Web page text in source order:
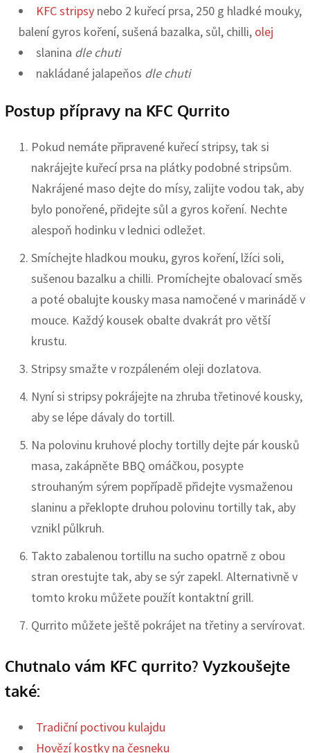
KFC stripsy nebo 2 kuřecí prsa, 250 g hladké mouky,
balení gyros koření, sušená bazalka, sůl, chilli, olej
slanina dle chuti
nakládané jalapeňos dle chuti
Postup přípravy na KFC Qurrito
Pokud nemáte připravené kuřecí stripsy, tak si
nakrájejte kuřecí prsa na plátky podobné stripsům.
Nakrájené maso dejte do mísy, zalijte vodou tak, aby
bylo ponořené, přidejte sůl a gyros koření. Nechte
alespoň hodinku v lednici odležet.
Smíchejte hladkou mouku, gyros koření, lžíci soli,
sušenou bazalku a chilli. Promíchejte obalovací směs
a poté obalujte kousky masa namočené v marinádě v
mouce. Každý kousek obalte dvakrát pro větší
krustu.
Stripsy smažte v rozpáleném oleji dozlatova.
Nyní si stripsy pokrájejte na zhruba třetinové kousky,
aby se lépe dávaly do tortill.
Na polovinu kruhové plochy tortilly dejte pár kousků
masa, zakápněte BBQ omáčkou, posypte
strouhaným sýrem popřípadě přidejte vysmaženou
slaninu a překlopte druhou polovinu tortilly tak, aby
vznikl půlkruh.
Takto zabalenou tortillu na sucho opatrně z obou
stran orestujte tak, aby se sýr zapekl. Alternativně v
tomto kroku můžete použít kontaktní grill.
Qurrito můžete ještě pokrájet na třetiny a servírovat.
Chutnalo vám KFC qurrito? Vyzkoušejte
také:
Tradiční poctivou kulajdu
Hovězí kostky na česneku